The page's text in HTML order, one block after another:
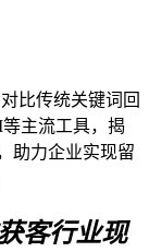
比传统关键词回
主流工具，揭
助力企业实现留
客行业现